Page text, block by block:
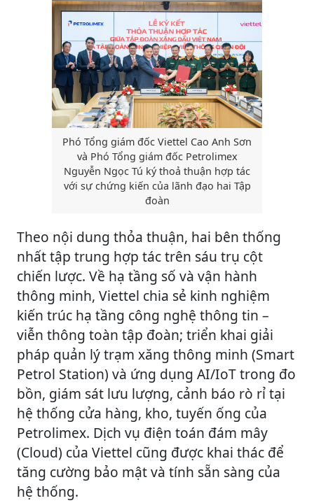
Phó Tổng giám đốc Viettel Cao Anh Sơn
và Phó Tổng giám đốc Petrolimex
Nguyễn Ngọc Tú ký thoả thuận hợp tác
với sự chứng kiến của lãnh đạo hai Tập
đoàn
Theo nội dung thỏa thuận, hai bên thống
nhất tập trung hợp tác trên sáu trụ cột
chiến lược. Về hạ tầng số và vận hành
thông minh, Viettel chia sẻ kinh nghiệm
kiến trúc hạ tầng công nghệ thông tin –
viễn thông toàn tập đoàn; triển khai giải
pháp quản lý trạm xăng thông minh (Smart
Petrol Station) và ứng dụng AI/IoT trong đo
bồn, giám sát lưu lượng, cảnh báo rò rỉ tại
hệ thống cửa hàng, kho, tuyến ống của
Petrolimex. Dịch vụ điện toán đám mây
(Cloud) của Viettel cũng được khai thác để
tăng cường bảo mật và tính sẵn sàng của
hệ thống.